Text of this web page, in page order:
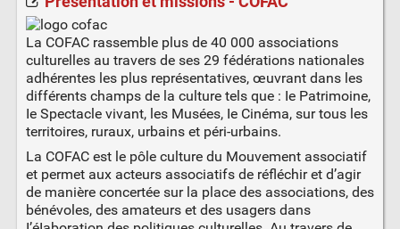
La COFAC rassemble plus de 40 000 associations
culturelles au travers de ses 29 fédérations nationales
adhérentes les plus représentatives, œuvrant dans les
différents champs de la culture tels que : Ie Patrimoine,
Ie Spectacle vivant, les Musées, Ie Cinéma, sur tous les
territoires, ruraux, urbains et péri-urbains.
La COFAC est le pôle culture du Mouvement associatif
et permet aux acteurs associatifs de réfléchir et d’agir
de manière concertée sur la place des associations, des
bénévoles, des amateurs et des usagers dans